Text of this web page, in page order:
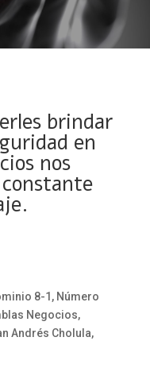
brindar
en
nos
8-1, Número
Negocios,
Andrés Cholula,